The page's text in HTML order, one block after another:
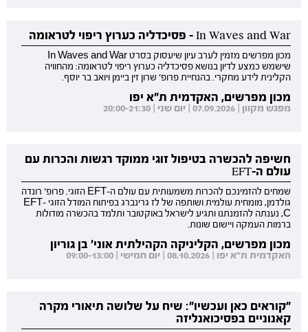
In Waves and War - פסיכדליה כערוץ ריפוי לטראומה
מכון מפרשים מזמין לערב עיון שיעסוק בסרט In Waves and War
שישמש כמצע לדיון בנושא פסיכדליה כערוץ ריפוי לטראומה: מהחוויה
הקלינית לידע מחקרי. בהנחיית פרופ' שרון זין ביימן ויואב בר יוסף.
מכון מפרשים, האקדמית ת"א יפו
מפגש מקוון | 07.09.2026 | יום שני | 20:00-21:30
חשיפה להכשרה בטיפול זוגי ממוקד רגשות והכרות עם
עולם ה-EFT
שמחים להזמינכם להכרות משמעותית עם עולם ה-EFT הזוגי. פרופ' רונדה
גולדמן, מומחית עולמית ושותפה של לז גרינברג בפיתוח המודל הזוגי EFT-
C, נענתה להזמנתנו ותגיע לישראל באוקטובר ותלמד בהכשרה מודולות
ברמות העמקה ויישום שונות.
מכון מפרשים, הקליניקה הקהילתית אוני' בן גוריון
האקדמית ת"א יפו | 08.10.2026 | יום חמישי | 09:00-13:00
"קוראים כאן ועכשיו": שיח על שלושה תיאורי מקרה
קאנוניים בפסיכואנליזה